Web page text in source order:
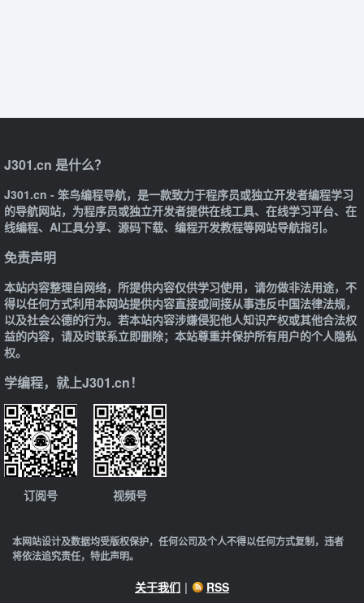
J301.cn 是什么？
J301.cn - 笨鸟编程导航，是一款致力于程序员或独立开发者编程学习
的导航网站，为程序员或独立开发者提供在线工具、在线学习平台、在
线编程、AI工具分享、源码下载、编程开发教程等网站导航指引。
免责声明
本站内容整理自网络，所提供内容仅供学习使用，请勿做非法用途，不
得以任何方式利用本网站提供内容直接或间接从事违反中国法律法规，
以及社会公德的行为。若本站内容涉嫌侵犯他人知识产权或其他合法权
益的内容，请及时联系立即删除；本站尊重并保护所有用户的个人隐私
权。
学编程，就上J301.cn！
订阅号 视频号
本网站设计及数据均受版权保护，任何公司及个人不得以任何方式复制，违者
将依法追究责任，特此声明。
关于我们 | RSS